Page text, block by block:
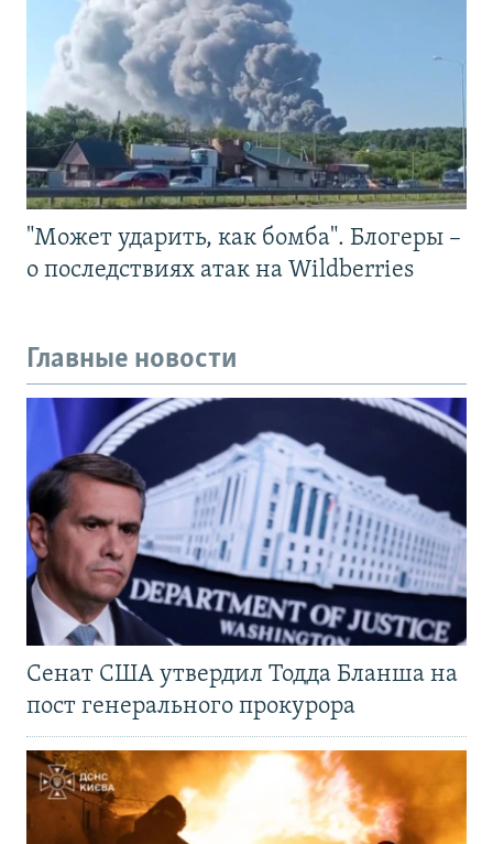
"Может ударить, как бомба". Блогеры –
о последствиях атак на Wildberries
Главные новости
Сенат США утвердил Тодда Бланша на
пост генерального прокурора